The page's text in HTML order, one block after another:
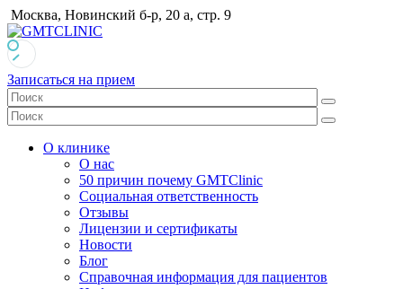
Москва, Новинский б-р, 20 а, стр. 9
Записаться на прием
О клинике
О нас
50 причин почему GMTClinic
Социальная ответственность
Отзывы
Лицензии и сертификаты
Новости
Блог
Справочная информация для пациентов